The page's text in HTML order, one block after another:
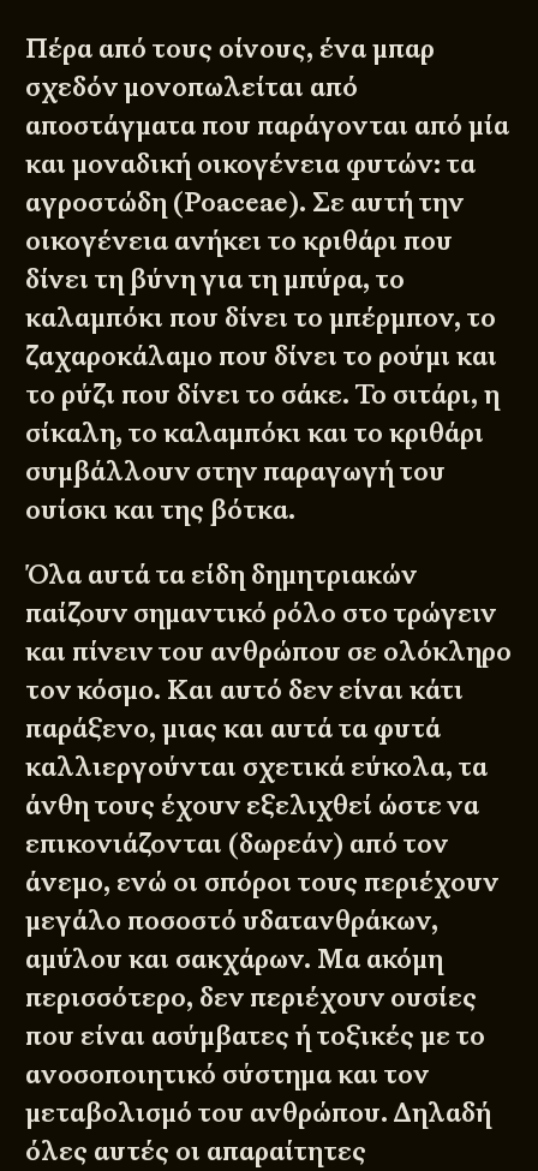
Πέρα από τους οίνους, ένα μπαρ
σχεδόν μονοπωλείται από
αποστάγματα που παράγονται από μία
και μοναδική οικογένεια φυτών: τα
αγροστώδη (Poaceae). Σε αυτή την
οικογένεια ανήκει το κριθάρι που
δίνει τη βύνη για τη μπύρα, το
καλαμπόκι που δίνει το μπέρμπον, το
ζαχαροκάλαμο που δίνει το ρούμι και
το ρύζι που δίνει το σάκε. Το σιτάρι, η
σίκαλη, το καλαμπόκι και το κριθάρι
συμβάλλουν στην παραγωγή του
ουίσκι και της βότκα.
Όλα αυτά τα είδη δημητριακών
παίζουν σημαντικό ρόλο στο τρώγειν
και πίνειν του ανθρώπου σε ολόκληρο
τον κόσμο. Και αυτό δεν είναι κάτι
παράξενο, μιας και αυτά τα φυτά
καλλιεργούνται σχετικά εύκολα, τα
άνθη τους έχουν εξελιχθεί ώστε να
επικονιάζονται (δωρεάν) από τον
άνεμο, ενώ οι σπόροι τους περιέχουν
μεγάλο ποσοστό υδατανθράκων,
αμύλου και σακχάρων. Μα ακόμη
περισσότερο, δεν περιέχουν ουσίες
που είναι ασύμβατες ή τοξικές με το
ανοσοποιητικό σύστημα και τον
μεταβολισμό του ανθρώπου. Δηλαδή
όλες αυτές οι απαραίτητες